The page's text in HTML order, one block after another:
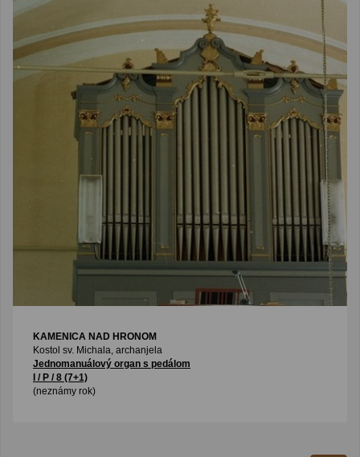
KAMENICA NAD HRONOM
Kostol sv. Michala, archanjela
Jednomanuálový organ s pedálom
I / P / 8 (7+1)
(neznámy rok)